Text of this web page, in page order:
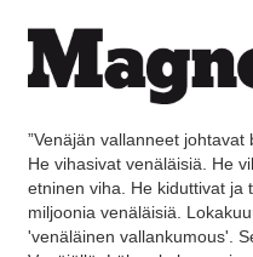
”Venäjän vallanneet johtavat
He vihasivat venäläisiä. He
etninen viha. He kiduttivat ja
miljoonia venäläisiä.
'venäläinen vallankumous'.